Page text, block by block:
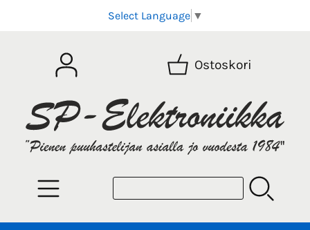
Select Language ▼
Ostoskori